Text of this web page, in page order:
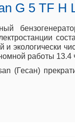
G 5 TF H
экологически
работы 13.4
(Гесан)